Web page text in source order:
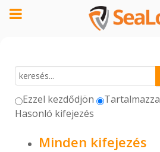
Ezzel kezdődjön Tartalmazza
Hasonló kifejezés
Minden kifejezés